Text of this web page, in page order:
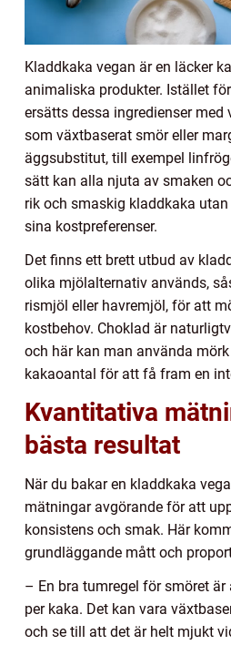
Kladdkaka vegan är en läcker
animaliska produkter. Istället
ersätts dessa ingredienser med
som växtbaserat smör eller
äggsubstitut, till exempel
sätt kan alla njuta av smaken
rik och smaskig kladdkaka
sina kostpreferenser.
Det finns ett brett utbud av
olika mjölalternativ används,
rismjöl eller havremjöl, för att
kostbehov. Choklad är
och här kan man använda
kakaoantal för att få fram en
Kvantitativa
bästa resultat
När du bakar en kladdkaka
mätningar avgörande för att
konsistens och smak. Här
grundläggande mått och
– En bra tumregel för smöret
per kaka. Det kan vara
och se till att det är helt mjukt